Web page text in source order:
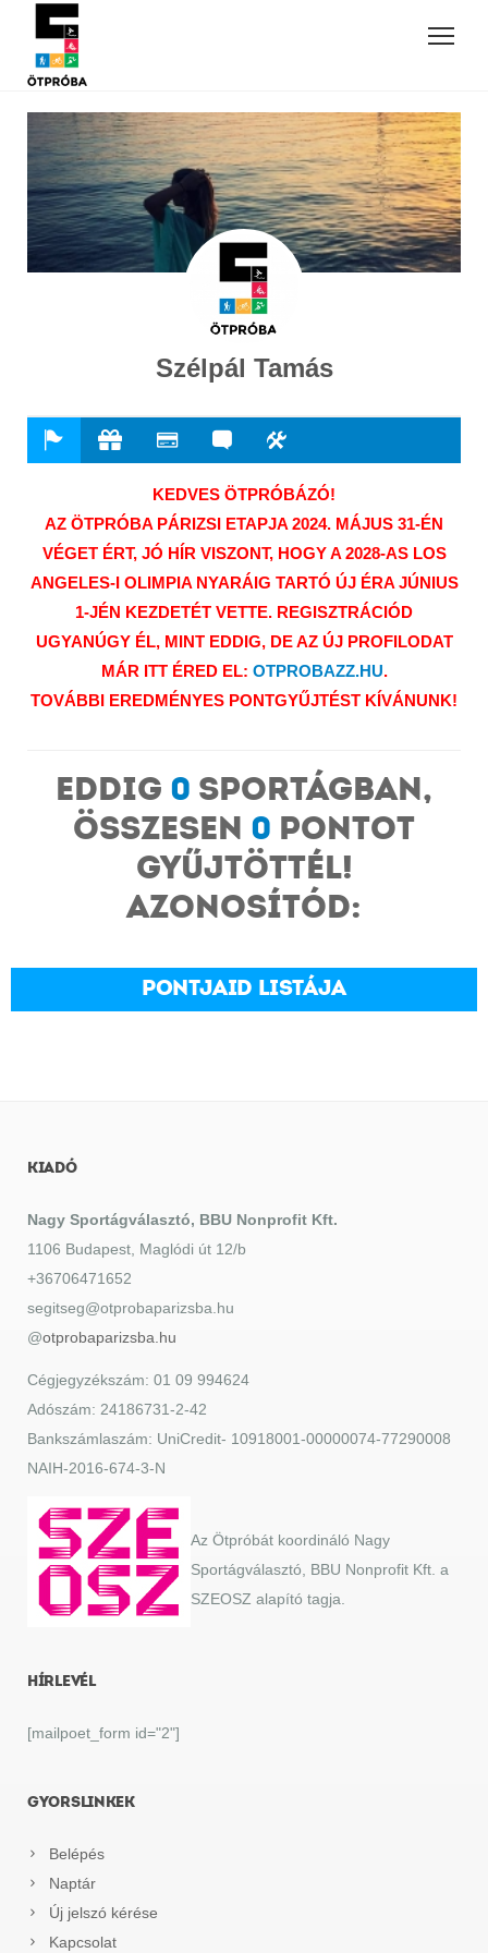
Szélpál Tamás
KEDVES ÖTPRÓBÁZÓ!
AZ ÖTPRÓBA PÁRIZSI ETAPJA 2024. MÁJUS 31-ÉN
VÉGET ÉRT, JÓ HÍR VISZONT, HOGY A 2028-AS LOS
ANGELES-I OLIMPIA NYARÁIG TARTÓ ÚJ ÉRA JÚNIUS
1-JÉN KEZDETÉT VETTE. REGISZTRÁCIÓD
UGYANÚGY ÉL, MINT EDDIG, DE AZ ÚJ PROFILODAT
MÁR ITT ÉRED EL: OTPROBAZZ.HU.
TOVÁBBI EREDMÉNYES PONTGYŰJTÉST KÍVÁNUNK!
Eddig 0 sportágban,
összesen 0 pontot
gyűjtöttél!
Azonosítód:
PONTJAID LISTÁJA
KIADÓ
Nagy Sportágválasztó, BBU Nonprofit Kft.
1106 Budapest, Maglódi út 12/b
+36706471652
segitseg@otprobaparizsba.hu
@otprobaparizsba.hu
Cégjegyzékszám: 01 09 994624
Adószám: 24186731-2-42
Bankszámlaszám: UniCredit- 10918001-00000074-77290008
NAIH-2016-674-3-N
Az Ötpróbát koordináló Nagy
Sportágválasztó, BBU Nonprofit Kft. a
SZEOSZ alapító tagja.
HÍRLEVÉL
[mailpoet_form id="2"]
GYORSLINKEK
Belépés
Naptár
Új jelszó kérése
Kapcsolat